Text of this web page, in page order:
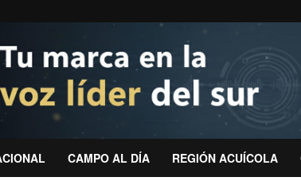
CAMPO AL DÍA REGIÓN ACUÍCOLA